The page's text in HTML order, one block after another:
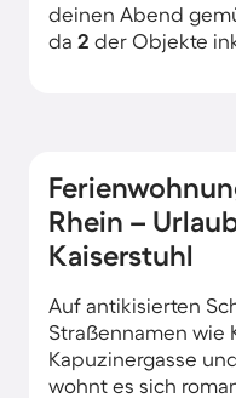
deinen Abend
da 2 der Objekte
Rhein –
Kaiserstuhl
Auf antikisierten
Straßennamen wie
Kapuzinergasse
wohnt es sich